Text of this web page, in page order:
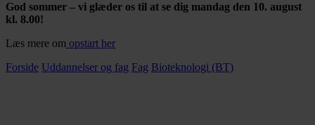
God sommer – vi glæder os til at se dig mandag den 10. august
kl. 8.00!
Læs mere om opstart her
Forside Uddannelser og fag Fag Bioteknologi (BT)